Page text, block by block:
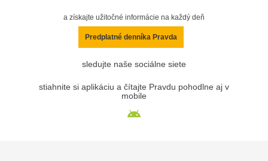
a získajte užitočné informácie na každý deň
Predplatné denníka Pravda
sledujte naše sociálne siete
stiahnite si aplikáciu a čítajte Pravdu pohodlne aj v
mobile